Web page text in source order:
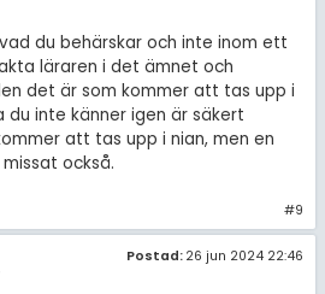
du behärskar och inte inom ett
läraren i det ämnet och
det är som kommer att tas upp i
du inte känner igen är säkert
att tas upp i nian, men en
också.
#9
Postad: 26 jun 2024 22:46